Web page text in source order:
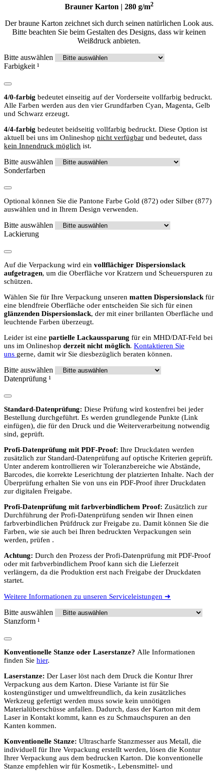
Brauner Karton | 280 g/m2
Der braune Karton zeichnet sich durch seinen natürlichen Look aus.
Bitte beachten Sie beim Gestalten des Designs, dass wir keinen
Weißdruck anbieten.
Bitte auswählen
Farbigkeit¹
4/0-farbig bedeutet einseitig auf der Vorderseite vollfarbig bedruckt.
Alle Farben werden aus den vier Grundfarben Cyan, Magenta, Gelb
und Schwarz erzeugt.
4/4-farbig bedeutet beidseitig vollfarbig bedruckt. Diese Option ist
aktuell bei uns im Onlineshop nicht verfügbar und bedeutet, dass
kein Innendruck möglich ist.
Bitte auswählen
Sonderfarben
Optional können Sie die Pantone Farbe Gold (872) oder Silber (877)
auswählen und in Ihrem Design verwenden.
Bitte auswählen
Lackierung
Auf die Verpackung wird ein vollflächiger Dispersionslack
aufgetragen, um die Oberfläche vor Kratzern und Scheuerspuren zu
schützen.
Wählen Sie für Ihre Verpackung unseren matten Dispersionslack für
eine blendfreie Oberfläche oder entscheiden Sie sich für einen
glänzenden Dispersionslack, der mit einer brillanten Oberfläche und
leuchtende Farben überzeugt.
Leider ist eine partielle Lackaussparung für ein MHD/DAT-Feld bei
uns im Onlineshop derzeit nicht möglich. Kontaktieren Sie
uns gerne, damit wir Sie diesbezüglich beraten können.
Bitte auswählen
Datenprüfung ¹
Standard-Datenprüfung: Diese Prüfung wird kostenfrei bei jeder
Bestellung durchgeführt. Es werden grundlegende Punkte (Link
einfügen), die für den Druck und die Weiterverarbeitung notwendig
sind, geprüft.
Profi-Datenprüfung mit PDF-Proof: Ihre Druckdaten werden
zusätzlich zur Standard-Datenprüfung auf optische Kriterien geprüft.
Unter anderem kontrollieren wir Toleranzbereiche wie Abstände,
Barcodes, die korrekte Leserichtung der platzierten Inhalte. Nach der
Überprüfung erhalten Sie von uns ein PDF-Proof ihrer Druckdaten
zur digitalen Freigabe.
Profi-Datenprüfung mit farbverbindlichem Proof: Zusätzlich zur
Durchführung der Profi-Datenprüfung senden wir Ihnen einen
farbverbindlichen Prüfdruck zur Freigabe zu. Damit können Sie die
Farben, wie sie auch bei Ihren bedruckten Verpackungen sein
werden, prüfen .
Achtung: Durch den Prozess der Profi-Datenprüfung mit PDF-Proof
oder mit farbverbindlichem Proof kann sich die Lieferzeit
verlängern, da die Produktion erst nach Freigabe der Druckdaten
startet.
Weitere Informationen zu unseren Serviceleistungen ➜
Bitte auswählen
Stanzform ¹
Konventionelle Stanze oder Laserstanze? Alle Informationen
finden Sie hier.
Laserstanze: Der Laser löst nach dem Druck die Kontur Ihrer
Verpackung aus dem Karton. Diese Variante ist für Sie
kostengünstiger und umweltfreundlich, da kein zusätzliches
Werkzeug gefertigt werden muss sowie kein unnötigen
Materialüberschüsse anfallen. Dadurch, dass der Karton mit dem
Laser in Kontakt kommt, kann es zu Schmauchspuren an den
Kanten kommen.
Konventionelle Stanze: Ultrascharfe Stanzmesser aus Metall, die
individuell für Ihre Verpackung erstellt werden, lösen die Kontur
Ihrer Verpackung aus dem bedrucken Karton. Die konventionelle
Stanze empfehlen wir für Kosmetik-, Lebensmittel- und